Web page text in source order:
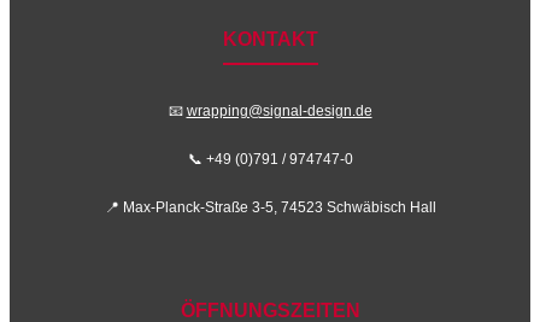
KONTAKT
📧 wrapping@signal-design.de
📞 +49 (0)791 / 974747-0
📍 Max-Planck-Straße 3-5, 74523 Schwäbisch Hall
ÖFFNUNGSZEITEN